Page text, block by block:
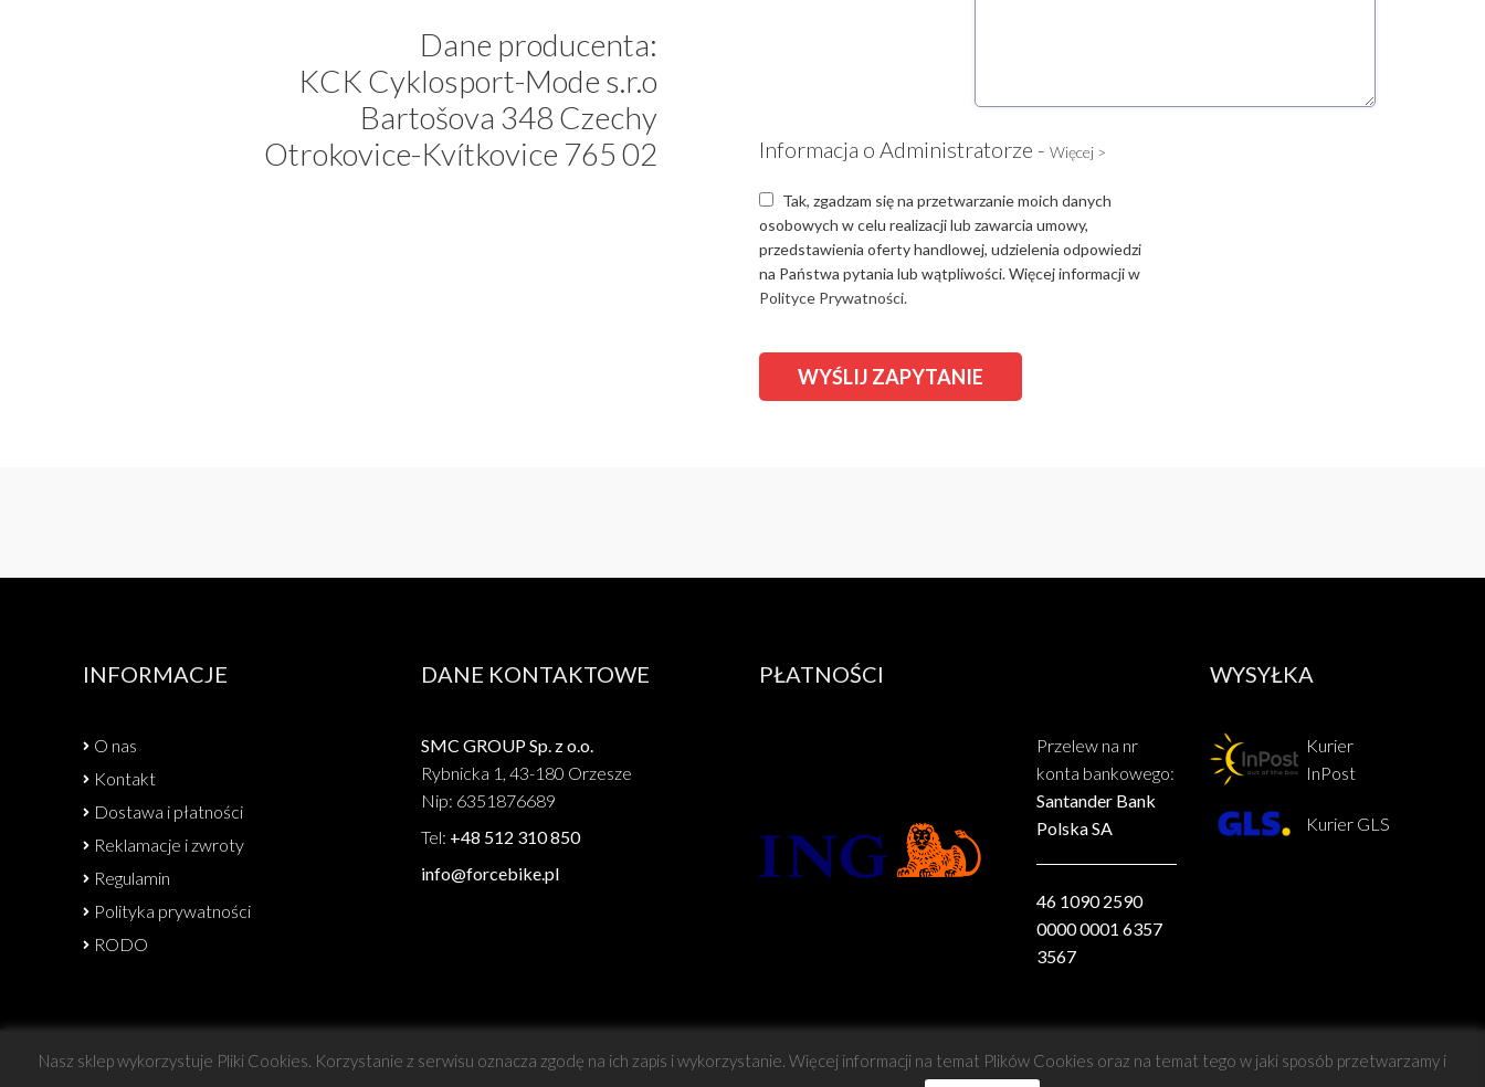
Dane producenta:
KCK Cyklosport-Mode s.r.o
Bartošova 348 Czechy
Otrokovice-Kvítkovice 765 02
Informacja o Administratorze - Więcej >
Tak, zgadzam się na przetwarzanie moich danych
osobowych w celu realizacji lub zawarcia umowy,
przedstawienia oferty handlowej, udzielenia odpowiedzi
na Państwa pytania lub wątpliwości. Więcej informacji w
Polityce Prywatności.
INFORMACJE
O nas
Kontakt
Dostawa i płatności
Reklamacje i zwroty
Regulamin
Polityka prywatności
RODO
DANE KONTAKTOWE
SMC GROUP Sp. z o.o.
Rybnicka 1, 43-180 Orzesze
Nip: 6351876689
Tel: +48 512 310 850
info@forcebike.pl
PŁATNOŚCI
Przelew na nr
konta bankowego:
Santander Bank
Polska SA
46 1090 2590
0000 0001 6357
3567
WYSYŁKA
Kurier
InPost
Kurier GLS
Nasz sklep wykorzystuje Pliki Cookies. Korzystanie z serwisu oznacza zgodę na ich zapis i wykorzystanie. Więcej informacji na temat Plików Cookies oraz na temat tego w jaki sposób przetwarzamy i